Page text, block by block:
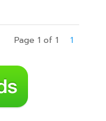
Page 1 of 1 1